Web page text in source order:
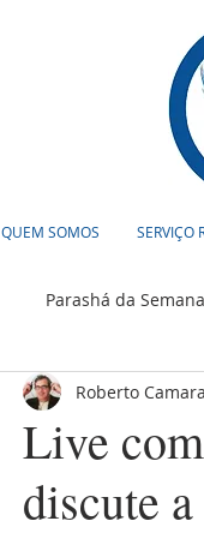
QUEM SOMOS SERVIÇO
Parashá da Semana
Curiosidades
Live
discute
Roberto